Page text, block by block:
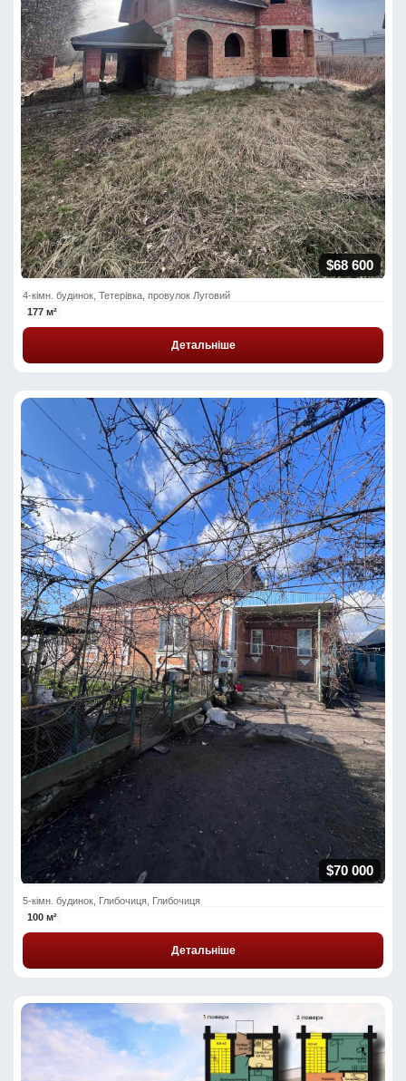
$68 600
4-кімн. будинок, Тетерівка, провулок Луговий
177 м²
Детальніше
$70 000
5-кімн. будинок, Глибочиця, Глибочиця
100 м²
Детальніше